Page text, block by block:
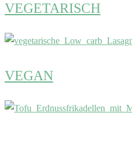
VEGETARISCH
VEGAN